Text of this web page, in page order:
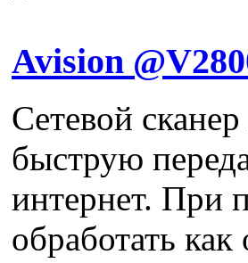
Avision
Сетевой сканер
быструю
интернет. При
обработать